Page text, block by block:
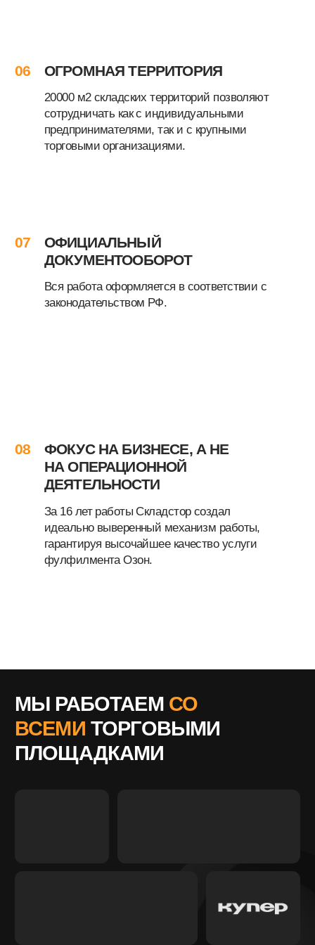
КЛИЕНТОВ
забот о логистике
Компания Складстор предлагает услугу FBS —
фулфилмента для Ozon и других маркетплейсов. Мы
обеспечивает полный цикл обслуживания, включая
хранение, упаковку, маркировку, обработку заказов и